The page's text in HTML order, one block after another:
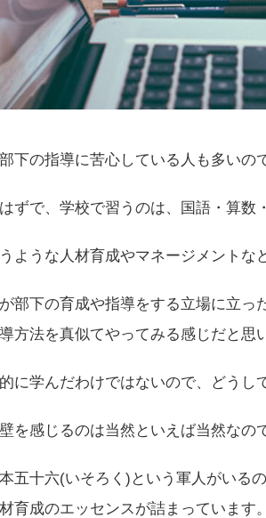
下の指導に苦心している人も多いの
ずで、学校で習うのは、国語・算数
ような人材育成やマネージメントな
部下の育成や指導をする立場に立っ
方法を真似てやってみる感じだと思
に学んだわけではないので、どうし
を感じるのは当然といえば当然なの
五十六(いそろく)という軍人がいる
育成のエッセンスが詰まっています。